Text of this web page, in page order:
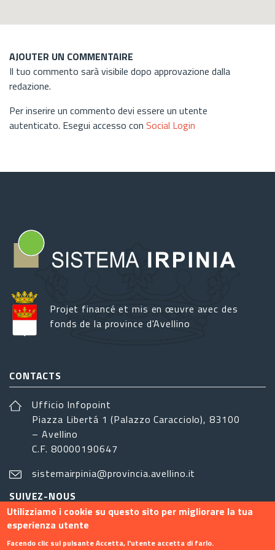
AJOUTER UN COMMENTAIRE
Il tuo commento sarà visibile dopo approvazione dalla
redazione.
Per inserire un commento devi essere un utente
autenticato. Esegui accesso con Social Login
Projet financé et mis en œuvre avec des
fonds de la province d'Avellino
CONTACTS
Ufficio Infopoint
Piazza Libertá 1 (Palazzo Caracciolo), 83100
– Avellino
C.F. 80000190647
sistemairpinia@provincia.avellino.it
SUIVEZ-NOUS
Utilizziamo i cookie su questo sito per migliorare la tua
esperienza utente
Facendo clic sul pulsante Accetta, l'utente accetta di farlo.